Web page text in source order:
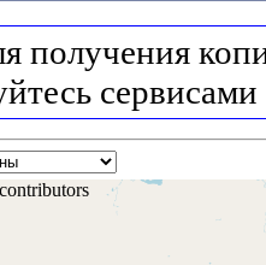
получения
сервисами
contributors